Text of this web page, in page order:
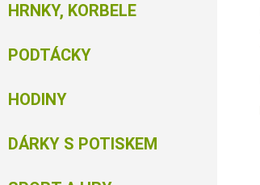
HRNKY, KORBELE
PODTÁCKY
HODINY
DÁRKY S POTISKEM